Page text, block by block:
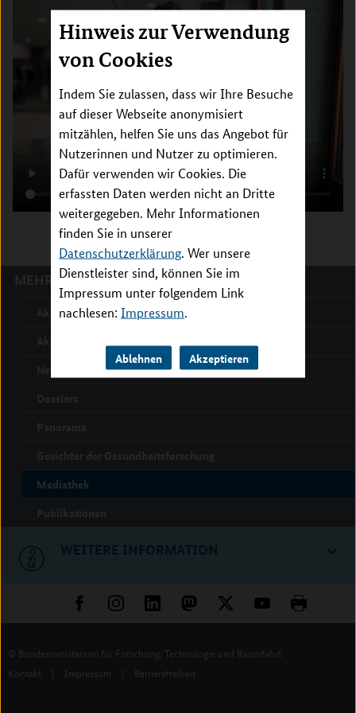
Hinweis zur Verwendung
von Cookies
Indem Sie zulassen, dass wir Ihre Besuche
auf dieser Webseite anonymisiert
mitzählen, helfen Sie uns das Angebot für
Nutzerinnen und Nutzer zu optimieren.
Dafür verwenden wir Cookies. Die
erfassten Daten werden nicht an Dritte
weitergegeben. Mehr Informationen
finden Sie in unserer
Datenschutzerklärung. Wer unsere
Dienstleister sind, können Sie im
Impressum unter folgendem Link
nachlesen: Impressum.
Ablehnen Akzeptieren
MEHR ZU:
Aktuelle Meldungen
Newsletter Spezial
Mediathek
WEITERE INFORMATION
© Bundesministerium für Forschung, Technologie und Raumfahrt
Kontakt
| Impressum | Barrierefreiheit